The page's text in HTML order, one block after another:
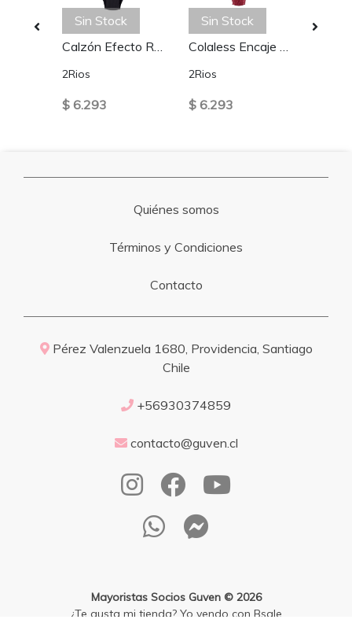
Sin Stock
Calzón Efecto Realce Microfibra Negro
2Rios
$ 6.293
Sin Stock
Colaless Encaje Rojo
2Rios
$ 6.293
Quiénes somos
Términos y Condiciones
Contacto
Pérez Valenzuela 1680, Providencia, Santiago
Chile
+56930374859
contacto@guven.cl
Mayoristas Socios Guven © 2026
¿Te gusta mi tienda? Yo vendo con Bsale